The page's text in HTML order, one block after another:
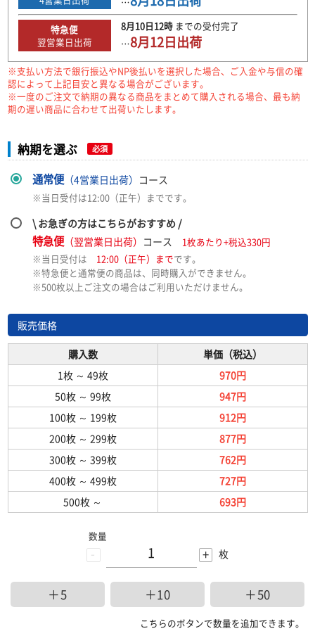
特急便
翌営業日出荷
8月10日12時までの受付完了
…8月12日出荷
※支払い方法で銀行振込やNP後払いを選択した場合、ご入金や与信の確
認によって上記目安と異なる場合がございます。
※一度のご注文で納期の異なる商品をまとめて購入される場合、最も納
期の遅い商品に合わせて出荷いたします。
納期を選ぶ 必須
通常便（4営業日出荷） コース
※当日受付は12:00（正午）までです。
\ お急ぎの方はこちらがおすすめ /
特急便（翌営業日出荷） コース
1枚あたり+税込330円
※当日受付は 12:00（正午）までです。
※特急便と通常便の商品は、同時購入ができません。
※500枚以上ご注文の場合はご利用いただけません。
販売価格
購入数
単価（税込）
1枚 ～ 49枚
970円
50枚 ～ 99枚
947円
100枚 ～ 199枚
912円
200枚 ～ 299枚
877円
300枚 ～ 399枚
762円
400枚 ～ 499枚
727円
500枚 ～ 693円
-
数量
+ 枚
＋5 ＋10 ＋50
こちらのボタンで数量を追加できます。